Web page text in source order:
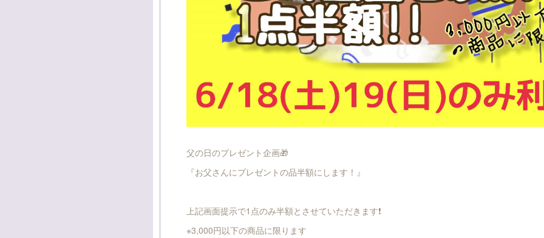
父の日のプレゼント企画🎁
『お父さんにプレゼントの品半額にします！』
上記画面提示で1点のみ半額とさせていただきます❗
※3,000円以下の商品に限ります